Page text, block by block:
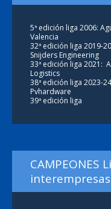
5ª edición liga 2006:
Valencia
32ª edición liga 2019-
Snijders Engineering
33ª edición liga 2021:
Logistics
38ª edición liga 2023-
Pvhardware
39ª edición liga
CAMPEONES
interempresas